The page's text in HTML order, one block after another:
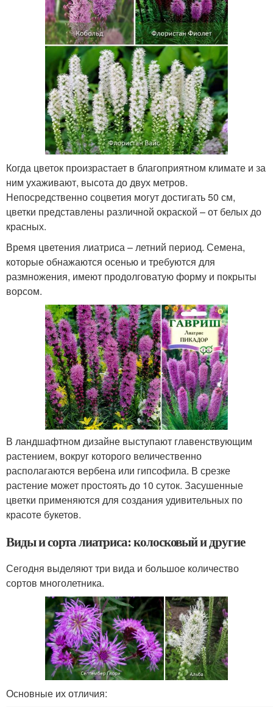
Когда цветок произрастает в благоприятном климате и за
ним ухаживают, высота до двух метров.
Непосредственно соцветия могут достигать 50 см,
цветки представлены различной окраской – от белых до
красных.
Время цветения лиатриса – летний период. Семена,
которые обнажаются осенью и требуются для
размножения, имеют продолговатую форму и покрыты
ворсом.
В ландшафтном дизайне выступают главенствующим
растением, вокруг которого величественно
располагаются вербена или гипсофила. В срезке
растение может простоять до 10 суток. Засушенные
цветки применяются для создания удивительных по
красоте букетов.
Виды и сорта лиатриса: колосковый и другие
Сегодня выделяют три вида и большое количество
сортов многолетника.
Основные их отличия: